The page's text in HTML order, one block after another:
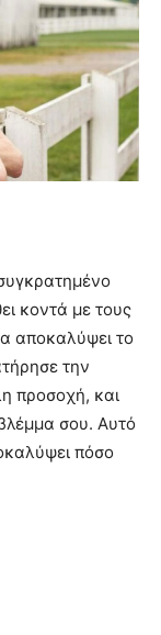
κοντά με τους
αποκαλύψει το
την
προσοχή, και
σου. Αυτό
πόσο